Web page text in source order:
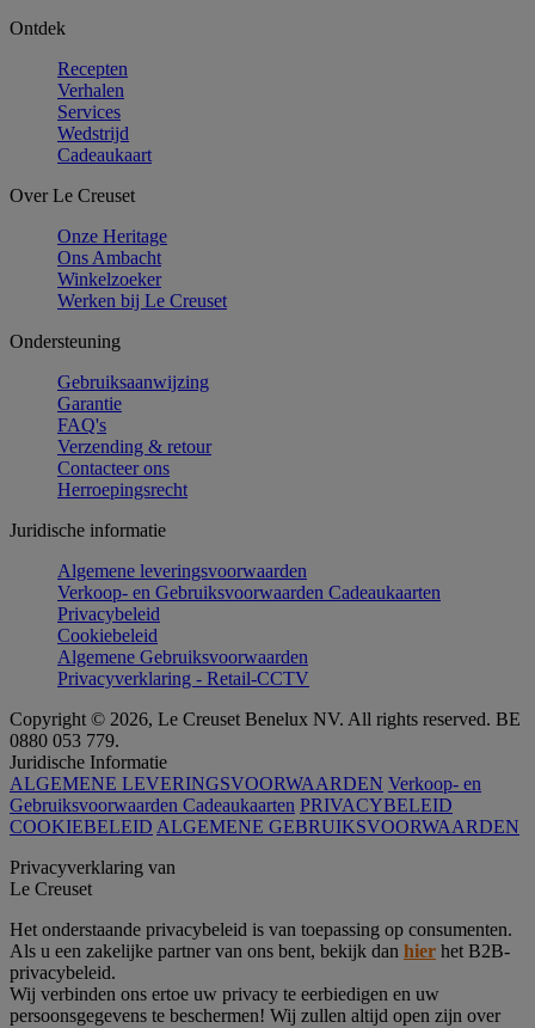
Ontdek
Recepten
Verhalen
Services
Wedstrijd
Cadeaukaart
Over Le Creuset
Onze Heritage
Ons Ambacht
Winkelzoeker
Werken bij Le Creuset
Ondersteuning
Gebruiksaanwijzing
Garantie
FAQ's
Verzending & retour
Contacteer ons
Herroepingsrecht
Juridische informatie
Algemene leveringsvoorwaarden
Verkoop- en Gebruiksvoorwaarden Cadeaukaarten
Privacybeleid
Cookiebeleid
Algemene Gebruiksvoorwaarden
Privacyverklaring - Retail-CCTV
Copyright © 2026, Le Creuset Benelux NV. All rights reserved. BE
0880 053 779.
Juridische Informatie
ALGEMENE LEVERINGSVOORWAARDEN Verkoop- en
Gebruiksvoorwaarden Cadeaukaarten PRIVACYBELEID
COOKIEBELEID ALGEMENE GEBRUIKSVOORWAARDEN
Privacyverklaring van
Le Creuset
Het onderstaande privacybeleid is van toepassing op consumenten.
Als u een zakelijke partner van ons bent, bekijk dan hier het B2B-
privacybeleid.
Wij verbinden ons ertoe uw privacy te eerbiedigen en uw
persoonsgegevens te beschermen! Wij zullen altijd open zijn over